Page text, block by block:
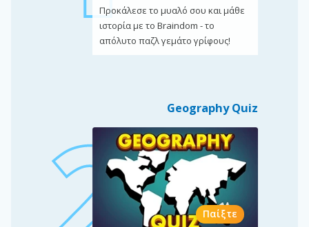
Προκάλεσε το μυαλό σου και μάθε
ιστορία με το Braindom - το
απόλυτο παζλ γεμάτο γρίφους!
Geography Quiz
Παίξτε